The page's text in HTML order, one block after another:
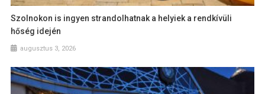
Szolnokon is ingyen strandolhatnak a helyiek a rendkívüli
hőség idején
augusztus 3, 2026